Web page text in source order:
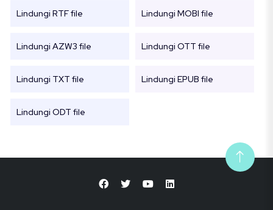
Lindungi RTF file Lindungi MOBI file
Lindungi AZW3 file Lindungi OTT file
Lindungi TXT file Lindungi EPUB file
Lindungi ODT file